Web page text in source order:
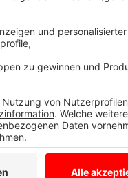
die können uns zur
Morgen. Leute,
Wo andere sich vor
die Wand hauen
zwischen wirren
ausgeflippt,